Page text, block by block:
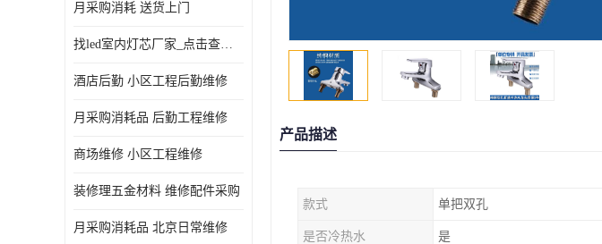
月采购消耗 送货上门
找led室内灯芯厂家_点击查看更多
酒店后勤 小区工程后勤维修
月采购消耗品 后勤工程维修
商场维修 小区工程维修
装修理五金材料 维修配件采购
月采购消耗品 北京日常维修
产品描述
款式 单把双孔
是否冷热水 是